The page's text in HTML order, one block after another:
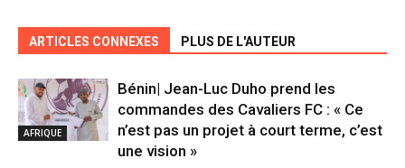
ARTICLES CONNEXES PLUS DE L'AUTEUR
AFRIQUE
Bénin| Jean-Luc Duho prend les
commandes des Cavaliers FC : « Ce
n’est pas un projet à court terme, c’est
une vision »